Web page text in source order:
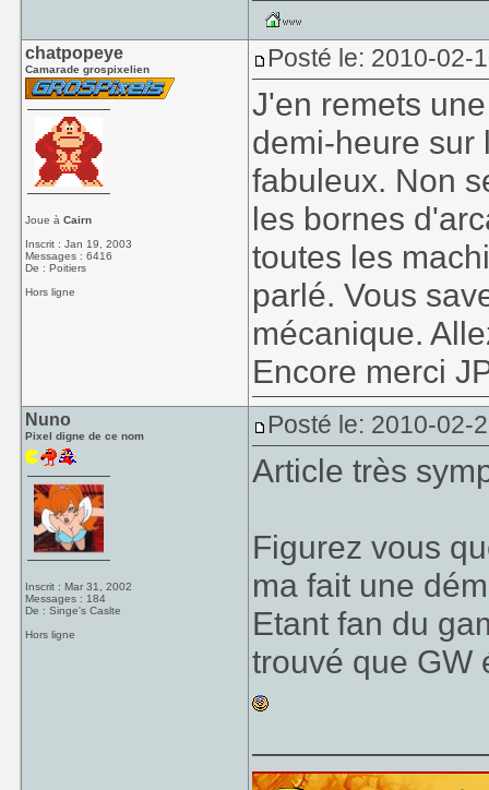
chatpopeye
Camarade grospixelien
Joue àCairn
Inscrit : Jan 19, 2003
Messages : 6416
De : Poitiers
Hors ligne
Posté le: 2010-02-
J'en remets
demi-heure sur
fabuleux. Non
les bornes
toutes les
parlé. Vous
mécanique.
Encore merci
Nuno
Pixel digne de ce nom
Inscrit : Mar 31, 2002
Messages : 184
De : Singe's Caslte
Hors ligne
Posté le: 2010-02-
Article très
Figurez vous
ma fait une
Etant fan du
trouvé que GW